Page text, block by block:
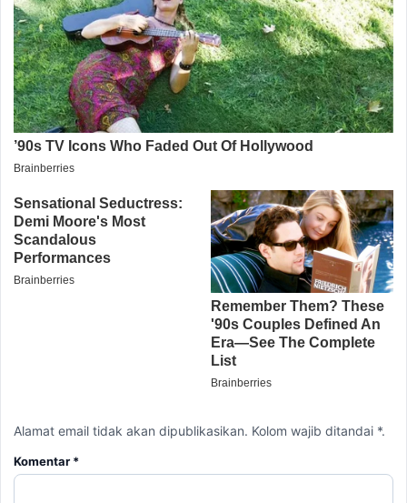
Alamat email tidak akan dipublikasikan. Kolom wajib ditandai *.
Komentar *